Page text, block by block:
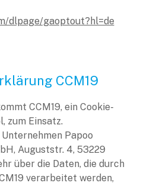
dlpage/gaoptout?hl=de
CCM19
CCM19, ein Cookie-
zum Einsatz.
Papoo
Auguststr. 4, 53229
über die Daten, die durch
verarbeitet werden,